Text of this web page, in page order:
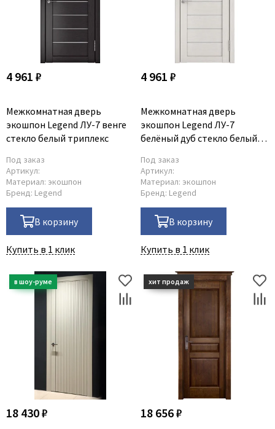
4 961 ₽
Межкомнатная дверь
экошпон Legend ЛУ-7 венге
стекло белый триплекс
Под заказ
Артикул:
Материал: экошпон
Бренд: Legend
В корзину
Купить в 1 клик
4 961 ₽
Межкомнатная дверь
экошпон Legend ЛУ-7
белёный дуб стекло белый
Под заказ
Артикул:
Материал: экошпон
Бренд: Legend
В корзину
Купить в 1 клик
18 430 ₽ 18 656 ₽